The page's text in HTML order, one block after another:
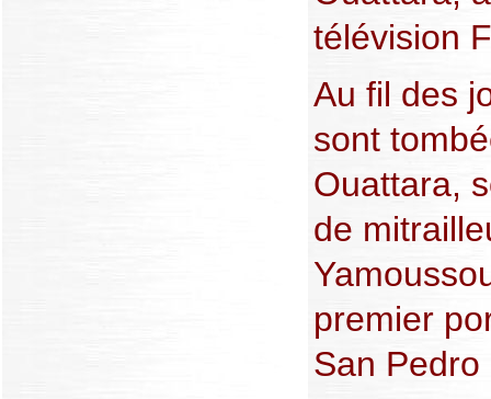
télévision
Au fil des
sont
Ouattara,
de
premier
San